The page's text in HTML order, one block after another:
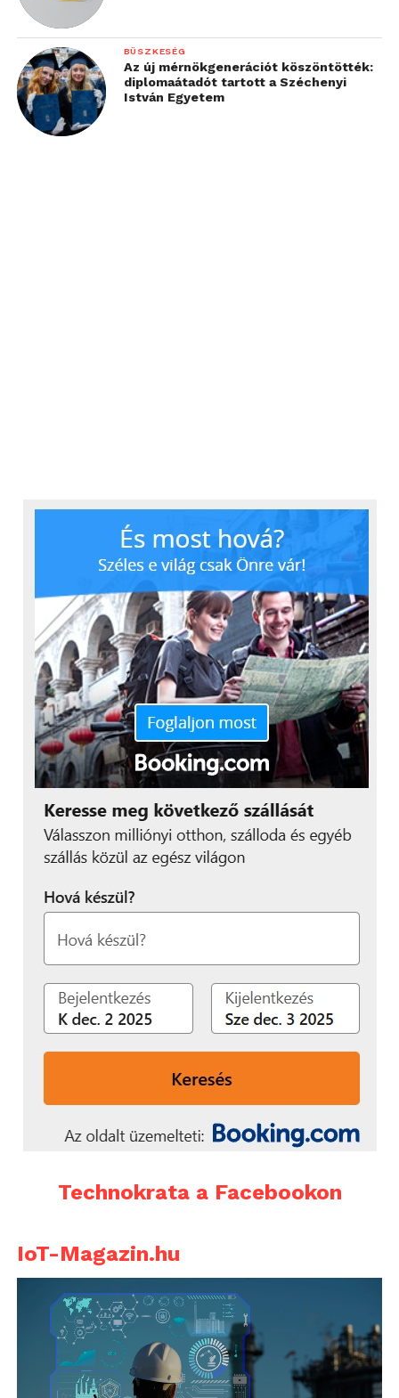
BÜSZKESÉG
Az új mérnökgenerációt köszöntötték:
diplomaátadót tartott a Széchenyi
István Egyetem
Technokrata a Facebookon
IoT-Magazin.hu